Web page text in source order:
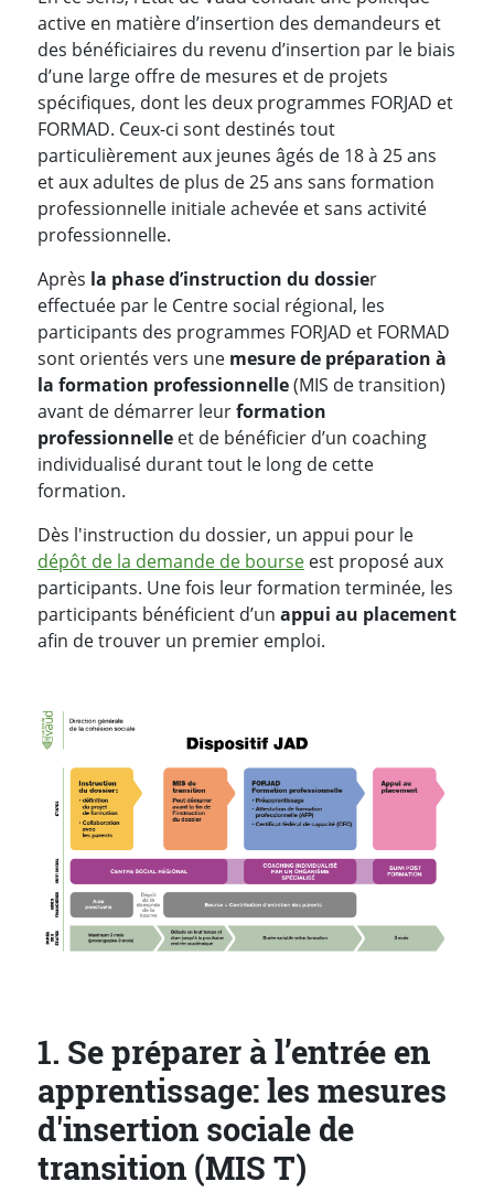
active en matière d’insertion des demandeurs et
des bénéficiaires du revenu d’insertion par le biais
d’une large offre de mesures et de projets
spécifiques, dont les deux programmes FORJAD et
FORMAD. Ceux-ci sont destinés tout
particulièrement aux jeunes âgés de 18 à 25 ans
et aux adultes de plus de 25 ans sans formation
professionnelle initiale achevée et sans activité
professionnelle.
Après la phase d’instruction du dossier
effectuée par le Centre social régional, les
participants des programmes FORJAD et FORMAD
sont orientés vers une mesure de préparation à
la formation professionnelle(MIS de transition)
avant de démarrer leurformation
professionnelle et de bénéficier d’un coaching
individualisé durant tout le long de cette
formation.
Dès l'instruction du dossier, un appui pour le
dépôt de la demande de bourse est proposé aux
participants. Une fois leur formation terminée, les
participants bénéficient d’un appui au placement
afin de trouver un premier emploi.
1. Se préparer à l’entrée en
apprentissage: les mesures
d'insertion sociale de
transition (MIS T)